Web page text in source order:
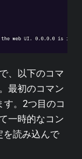
、以下のコマ
最初のコマン
す。2つ目のコ
一時的なコン
を読み込んで